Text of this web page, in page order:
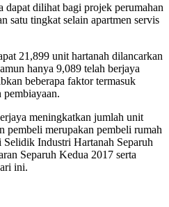
dilihat bagi projek perumahan
satu tingkat selain apartmen servis
21,899 unit hartanah dilancarkan
hanya 9,089 telah berjaya
beberapa faktor termasuk
pembiayaan.
meningkatkan jumlah unit
pembeli merupakan pembeli rumah
Industri Hartanah Separuh
Separuh Kedua 2017 serta
ini.